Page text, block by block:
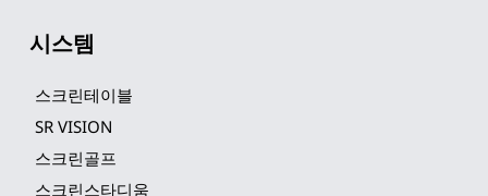
시스템
스크린테이블
SR VISION
스크린골프
스크린스타디움